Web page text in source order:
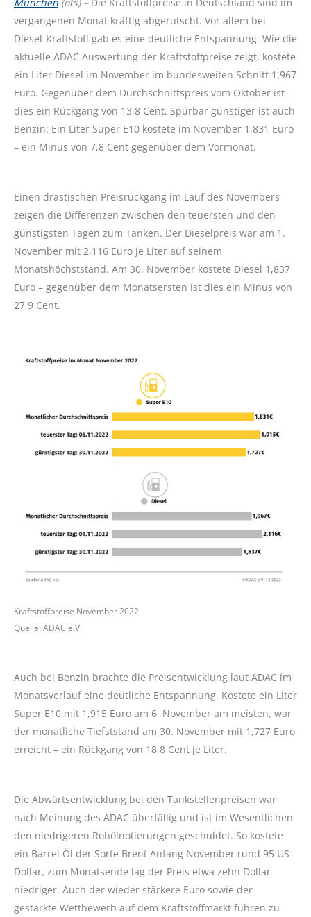
München (ots) – Die Kraftstoffpreise in Deutschland sind im
vergangenen Monat kräftig abgerutscht. Vor allem bei
Diesel-Kraftstoff gab es eine deutliche Entspannung. Wie die
aktuelle ADAC Auswertung der Kraftstoffpreise zeigt, kostete
ein Liter Diesel im November im bundesweiten Schnitt 1,967
Euro. Gegenüber dem Durchschnittspreis vom Oktober ist
dies ein Rückgang von 13,8 Cent. Spürbar günstiger ist auch
Benzin: Ein Liter Super E10 kostete im November 1,831 Euro
– ein Minus von 7,8 Cent gegenüber dem Vormonat.
Einen drastischen Preisrückgang im Lauf des Novembers
zeigen die Differenzen zwischen den teuersten und den
günstigsten Tagen zum Tanken. Der Dieselpreis war am 1.
November mit 2,116 Euro je Liter auf seinem
Monatshöchststand. Am 30. November kostete Diesel 1,837
Euro – gegenüber dem Monatsersten ist dies ein Minus von
27,9 Cent.
Kraftstoffpreise November 2022
Quelle: ADAC e.V.
Auch bei Benzin brachte die Preisentwicklung laut ADAC im
Monatsverlauf eine deutliche Entspannung. Kostete ein Liter
Super E10 mit 1,915 Euro am 6. November am meisten, war
der monatliche Tiefststand am 30. November mit 1,727 Euro
erreicht – ein Rückgang von 18,8 Cent je Liter.
Die Abwärtsentwicklung bei den Tankstellenpreisen war
nach Meinung des ADAC überfällig und ist im Wesentlichen
den niedrigeren Rohölnotierungen geschuldet. So kostete
ein Barrel Öl der Sorte Brent Anfang November rund 95 US-
Dollar, zum Monatsende lag der Preis etwa zehn Dollar
niedriger. Auch der wieder stärkere Euro sowie der
gestärkte Wettbewerb auf dem Kraftstoffmarkt führen zu